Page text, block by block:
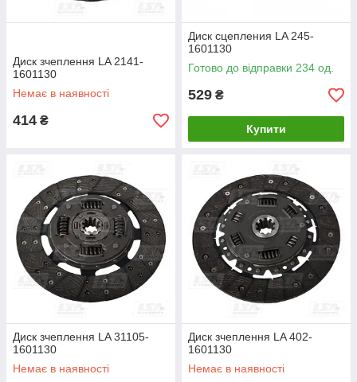
Диск зчеплення LA 2141-
1601130
Немає в наявності
414 ₴
Диск сцепления LA 245-
1601130
Готово до відправки 234 од.
529 ₴
Купити
Диск зчеплення LA 31105-
1601130
Немає в наявності
Диск зчеплення LA 402-
1601130
Немає в наявності